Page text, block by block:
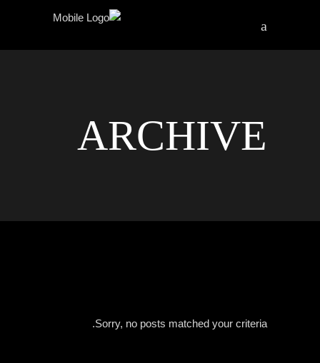
ARCHIVE
Sorry, no posts matched your criteria.